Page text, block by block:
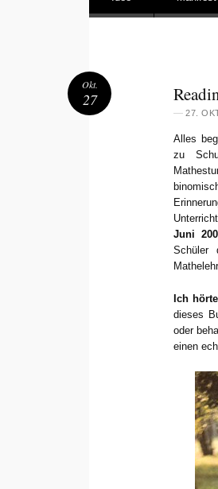
— 27.
Alles
zu
Juni
Schüler
Ich
dieses
oder
einen
Okt.
27